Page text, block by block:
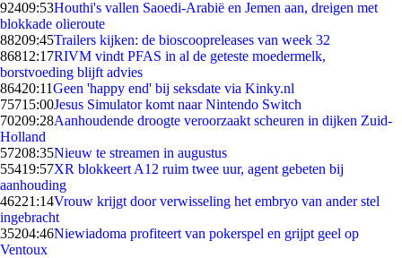
92409:53Houthi's vallen Saoedi-Arabië en Jemen aan, dreigen met
blokkade olieroute
88209:45Trailers kijken: de bioscoopreleases van week 32
86812:17RIVM vindt PFAS in al de geteste moedermelk,
borstvoeding blijft advies
86420:11Geen 'happy end' bij seksdate via Kinky.nl
75715:00Jesus Simulator komt naar Nintendo Switch
70209:28Aanhoudende droogte veroorzaakt scheuren in dijken Zuid-
Holland
57208:35Nieuw te streamen in augustus
55419:57XR blokkeert A12 ruim twee uur, agent gebeten bij
aanhouding
46221:14Vrouw krijgt door verwisseling het embryo van ander stel
ingebracht
35204:46Niewiadoma profiteert van pokerspel en grijpt geel op
Ventoux